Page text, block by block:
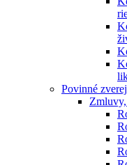
Povinné